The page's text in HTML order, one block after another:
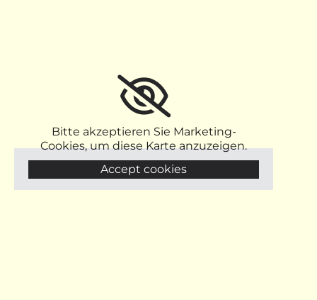
Bitte akzeptieren Sie Marketing-
Cookies, um diese Karte anzuzeigen.
Accept cookies